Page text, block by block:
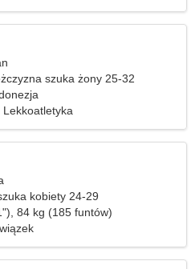
szuka żony 25-32
kobiety 24-29
84 kg (185 funtów)